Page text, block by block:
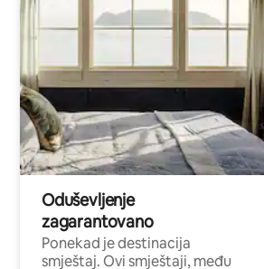
Oduševljenje
zagarantovano
Ponekad je destinacija
smještaj. Ovi smještaji, među